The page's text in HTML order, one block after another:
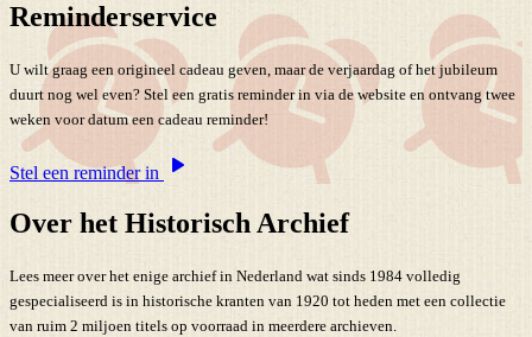
Reminderservice
U wilt graag een origineel cadeau geven, maar de verjaardag of het jubileum
duurt nog wel even? Stel een gratis reminder in via de website en ontvang twee
weken voor datum een cadeau reminder!
Stel een reminder in
Over het Historisch Archief
Lees meer over het enige archief in Nederland wat sinds 1984 volledig
gespecialiseerd is in historische kranten van 1920 tot heden met een collectie
van ruim 2 miljoen titels op voorraad in meerdere archieven.